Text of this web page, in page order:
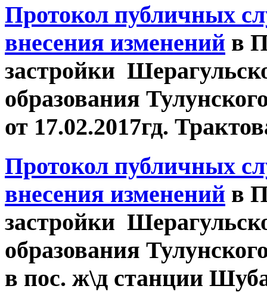
Протокол публичных
внесения изменений в
застройки
образования
от 17.02.2017гд.
Протокол публичных
внесения изменений в
застройки
образования
в пос. ж\д станции Шуба